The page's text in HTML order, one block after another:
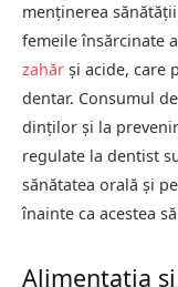
menținerea
femeile însărcinate
zahăr și acide, care
dentar. Consumul de
dinților și la
regulate la dentist
sănătatea orală și
înainte ca acestea
Alimentația